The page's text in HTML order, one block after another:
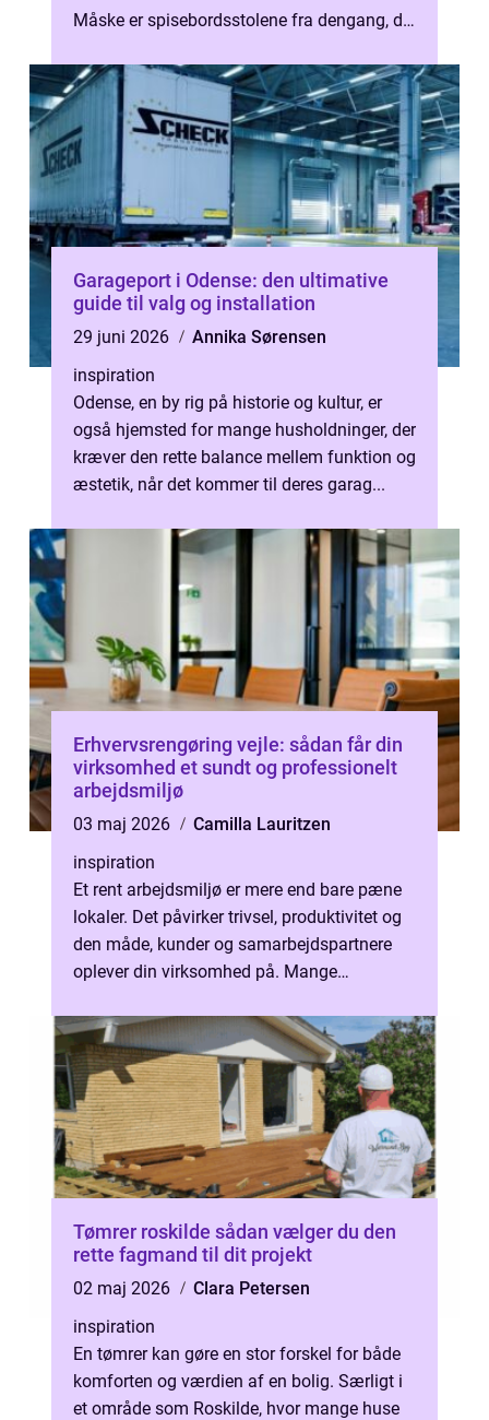
Måske er spisebordsstolene fra dengang, du
Garageport i Odense: den ultimative
guide til valg og installation
29 juni 2026
Annika Sørensen
inspiration
Odense, en by rig på historie og kultur, er
også hjemsted for mange husholdninger, der
kræver den rette balance mellem funktion og
æstetik, når det kommer til deres garag...
Erhvervsrengøring vejle: sådan får din
virksomhed et sundt og professionelt
arbejdsmiljø
03 maj 2026
Camilla Lauritzen
inspiration
Et rent arbejdsmiljø er mere end bare pæne
lokaler. Det påvirker trivsel, produktivitet og
den måde, kunder og samarbejdspartnere
oplever din virksomhed på. Mange
Tømrer roskilde sådan vælger du den
rette fagmand til dit projekt
02 maj 2026
Clara Petersen
inspiration
En tømrer kan gøre en stor forskel for både
komforten og værdien af en bolig. Særligt i
et område som Roskilde, hvor mange huse